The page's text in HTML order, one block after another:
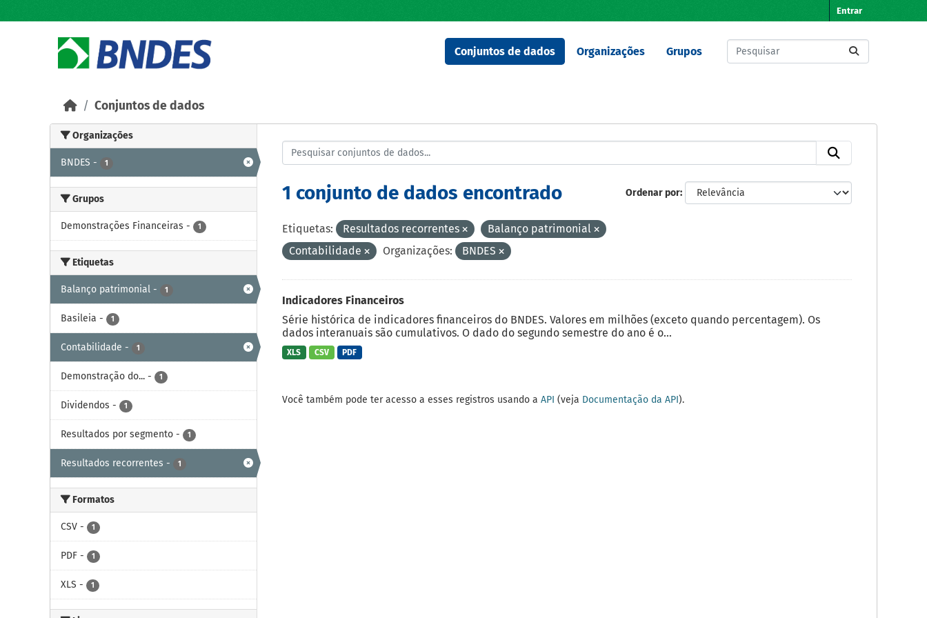
Entrar
Conjuntos de dados Organizações Grupos
Conjuntos de dados
Organizações
BNDES - 1
Grupos
Demonstrações Financeiras - 1
Etiquetas
Balanço patrimonial - 1
Basileia - 1
Contabilidade - 1
Demonstração do... - 1
Dividendos - 1
Resultados por segmento - 1
Resultados recorrentes - 1
Formatos
CSV - 1
PDF - 1
XLS - 1
Ordenar por
1 conjunto de dados encontrado
Etiquetas: Resultados recorrentes
Balanço patrimonial
Contabilidade
Organizações: BNDES
Indicadores Financeiros
Série histórica de indicadores financeiros do BNDES. Valores em milhões (exceto quando percentagem). Os
dados interanuais são cumulativos. O dado do segundo semestre do ano é o...
XLS CSV PDF
Você também pode ter acesso a esses registros usando a API (veja Documentação da API).